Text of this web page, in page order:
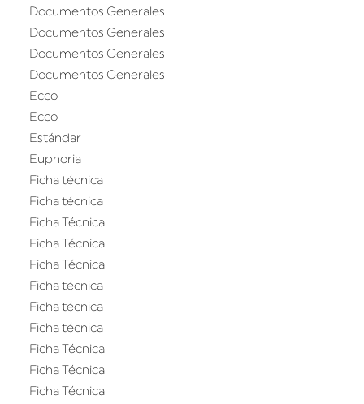
Documentos Generales
Documentos Generales
Documentos Generales
Documentos Generales
Ecco
Ecco
Estándar
Euphoria
Ficha técnica
Ficha técnica
Ficha Técnica
Ficha Técnica
Ficha Técnica
Ficha técnica
Ficha técnica
Ficha técnica
Ficha Técnica
Ficha Técnica
Ficha Técnica